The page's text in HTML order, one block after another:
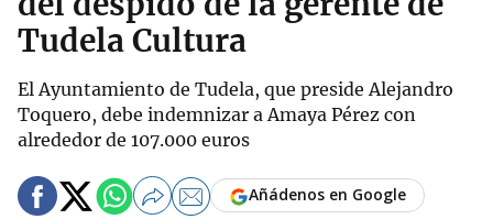
Tudela Cultura
El Ayuntamiento de Tudela, que preside Alejandro
Toquero, debe indemnizar a Amaya Pérez con
alrededor de 107.000 euros
Añádenos en Google